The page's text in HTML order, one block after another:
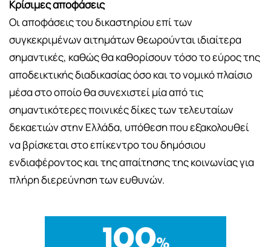
Κρίσιμες αποφάσεις
Οι αποφάσεις του δικαστηρίου επί των
συγκεκριμένων αιτημάτων θεωρούνται ιδιαίτερα
σημαντικές, καθώς θα καθορίσουν τόσο το εύρος της
αποδεικτικής διαδικασίας όσο και το νομικό πλαίσιο
μέσα στο οποίο θα συνεχιστεί μία από τις
σημαντικότερες ποινικές δίκες των τελευταίων
δεκαετιών στην Ελλάδα, υπόθεση που εξακολουθεί
να βρίσκεται στο επίκεντρο του δημόσιου
ενδιαφέροντος και της απαίτησης της κοινωνίας για
πλήρη διερεύνηση των ευθυνών.